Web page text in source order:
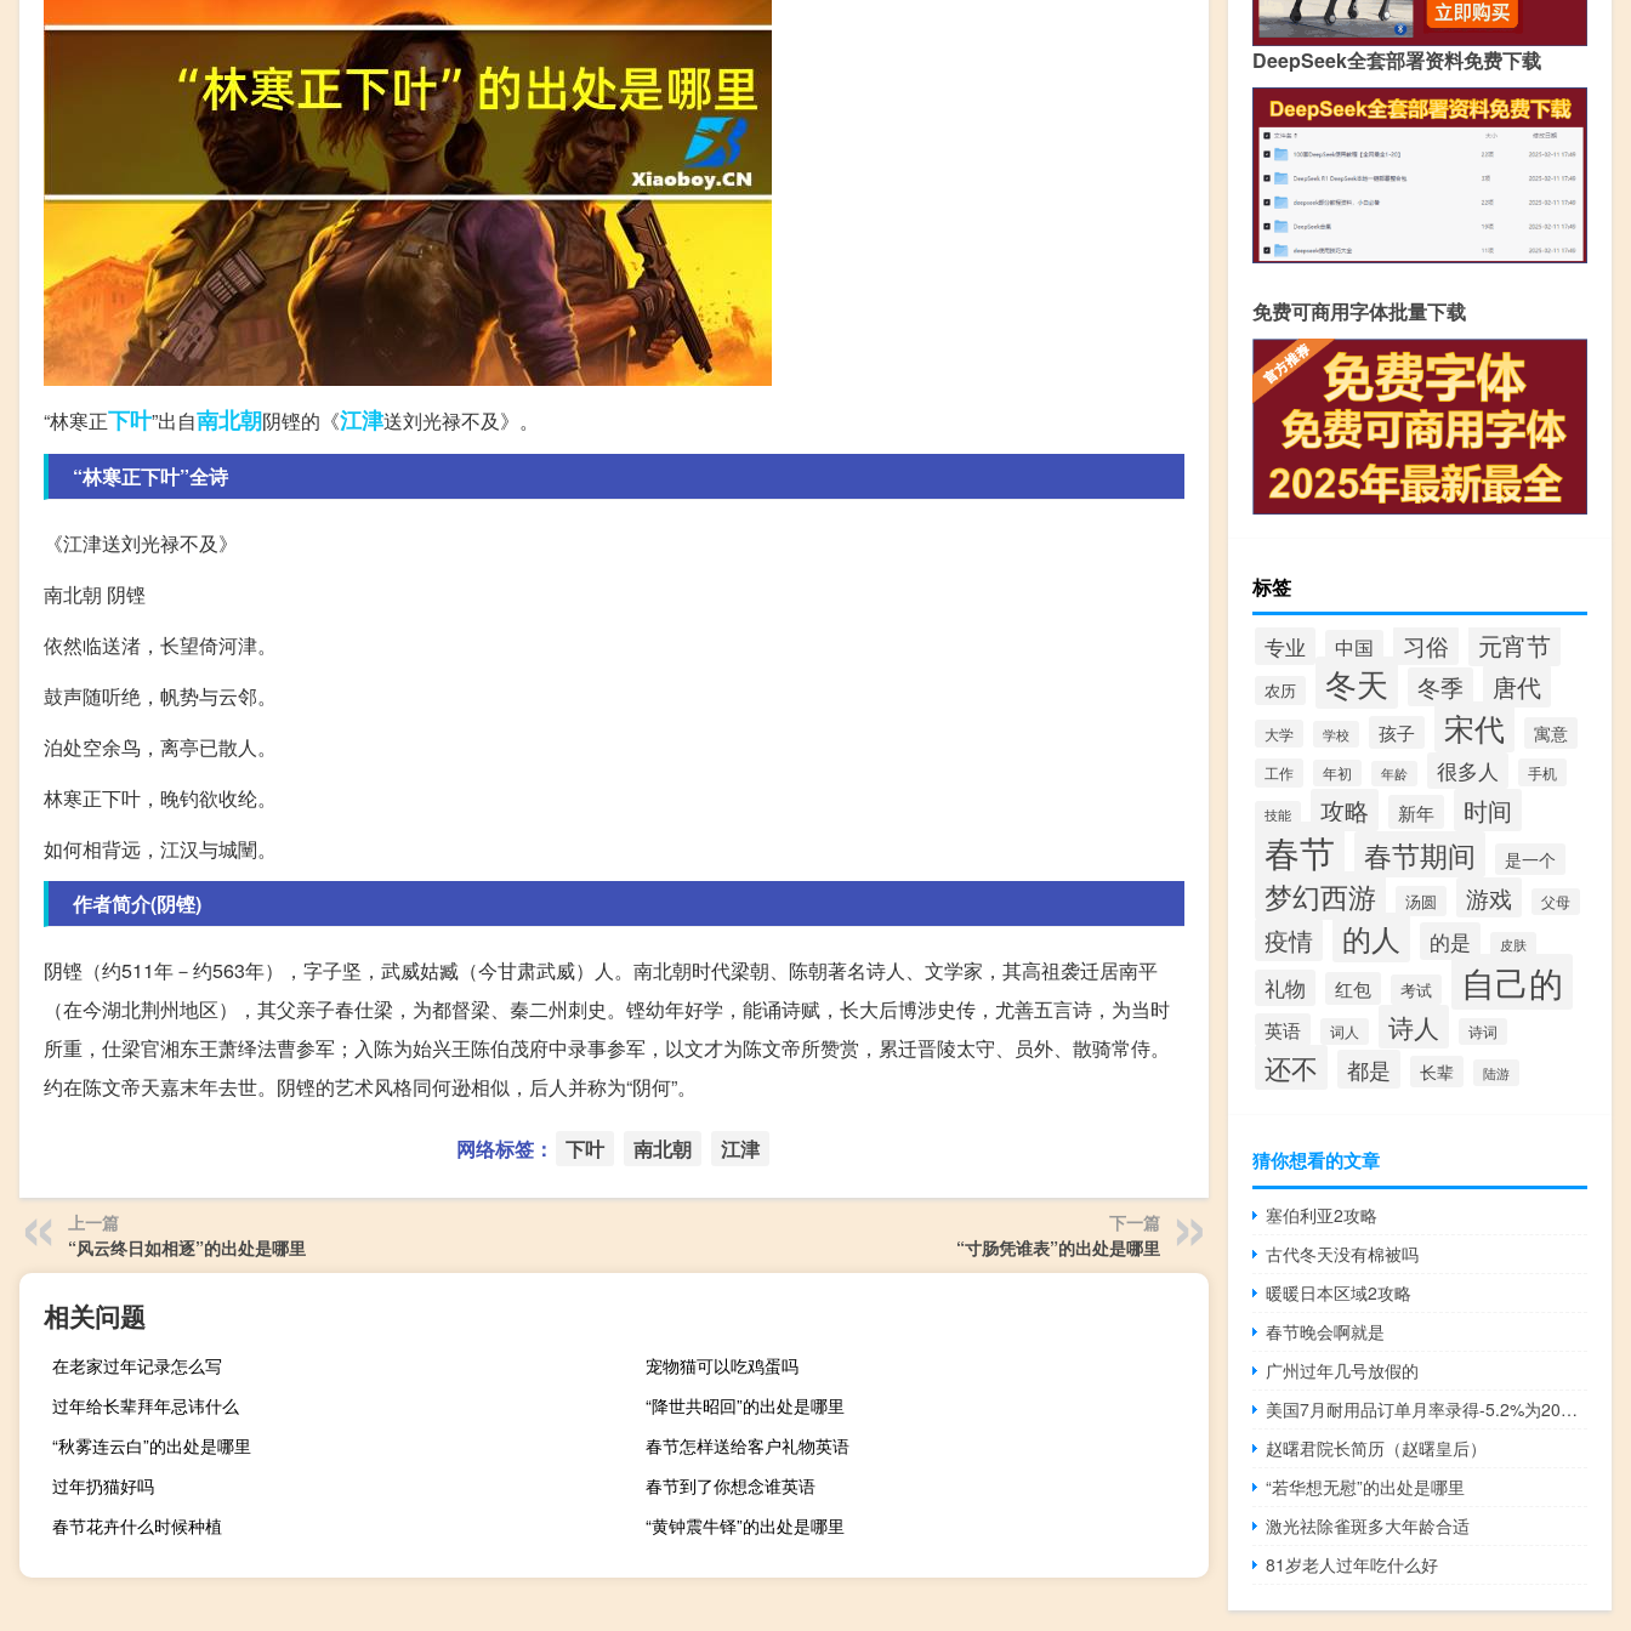
“林寒正下叶”出自南北朝阴铿的《江津送刘光禄不及》。
“林寒正下叶”全诗
《江津送刘光禄不及》
南北朝 阴铿
依然临送渚，长望倚河津。
鼓声随听绝，帆势与云邻。
泊处空余鸟，离亭已散人。
林寒正下叶，晚钓欲收纶。
如何相背远，江汉与城闉。
作者简介(阴铿)
阴铿（约511年－约563年），字子坚，武威姑臧（今甘肃武威）人。南北朝时代梁朝、陈朝著名诗人、文学家，其高祖袭迁居南平
（在今湖北荆州地区），其父亲子春仕梁，为都督梁、秦二州刺史。铿幼年好学，能诵诗赋，长大后博涉史传，尤善五言诗，为当时
所重，仕梁官湘东王萧绎法曹参军；入陈为始兴王陈伯茂府中录事参军，以文才为陈文帝所赞赏，累迁晋陵太守、员外、散骑常侍。
约在陈文帝天嘉末年去世。阴铿的艺术风格同何逊相似，后人并称为“阴何”。
网络标签： 下叶 南北朝 江津
上一篇
“风云终日如相逐”的出处是哪里
下一篇
“寸肠凭谁表”的出处是哪里
相关问题
在老家过年记录怎么写
宠物猫可以吃鸡蛋吗
过年给长辈拜年忌讳什么
“降世共昭回”的出处是哪里
“秋雾连云白”的出处是哪里
春节怎样送给客户礼物英语
过年扔猫好吗
春节到了你想念谁英语
春节花卉什么时候种植
“黄钟震牛铎”的出处是哪里
DeepSeek全套部署资料免费下载
免费可商用字体批量下载
标签
专业 中国 习俗 元宵节
农历 冬天 冬季 唐代
大学 学校 孩子 宋代 寓意
工作 年初 年龄 很多人 手机
技能 攻略 新年 时间
春节 春节期间 是一个
梦幻西游 汤圆 游戏 父母
疫情 的人 的是 皮肤
礼物 红包 考试 自己的
英语 词人 诗人 诗词
还不 都是 长辈 陆游
猜你想看的文章
塞伯利亚2攻略
古代冬天没有棉被吗
暖暖日本区域2攻略
春节晚会啊就是
广州过年几号放假的
美国7月耐用品订单月率录得-5.2%为2020年4月以来最大降幅
赵曙君院长简历（赵曙皇后）
“若华想无慰”的出处是哪里
激光祛除雀斑多大年龄合适
81岁老人过年吃什么好